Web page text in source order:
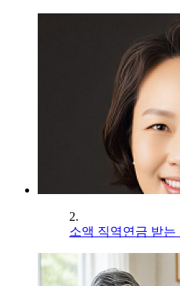
2.
소액 직역연금 받